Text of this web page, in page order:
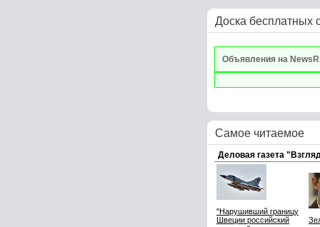
Доска бесплатных
Объявления на
Самое читаемое